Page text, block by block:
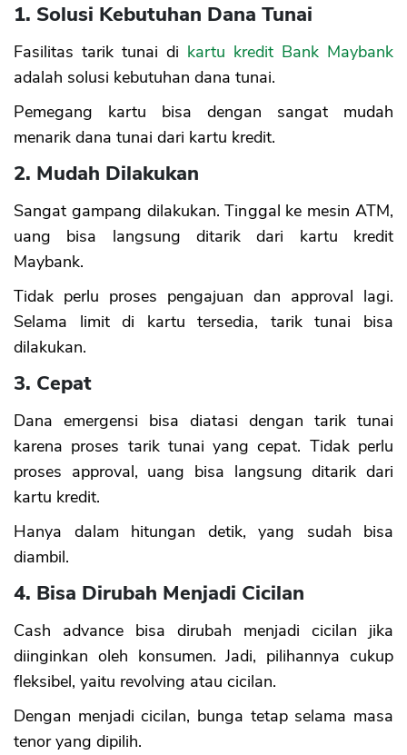
1. Solusi Kebutuhan Dana Tunai
Fasilitas tarik tunai di kartu kredit Bank Maybank
adalah solusi kebutuhan dana tunai.
Pemegang kartu bisa dengan sangat mudah
menarik dana tunai dari kartu kredit.
2. Mudah Dilakukan
Sangat gampang dilakukan. Tinggal ke mesin ATM,
uang bisa langsung ditarik dari kartu kredit
Maybank.
Tidak perlu proses pengajuan dan approval lagi.
Selama limit di kartu tersedia, tarik tunai bisa
dilakukan.
3. Cepat
Dana emergensi bisa diatasi dengan tarik tunai
karena proses tarik tunai yang cepat. Tidak perlu
proses approval, uang bisa langsung ditarik dari
kartu kredit.
Hanya dalam hitungan detik, yang sudah bisa
diambil.
4. Bisa Dirubah Menjadi Cicilan
Cash advance bisa dirubah menjadi cicilan jika
diinginkan oleh konsumen. Jadi, pilihannya cukup
fleksibel, yaitu revolving atau cicilan.
Dengan menjadi cicilan, bunga tetap selama masa
tenor yang dipilih.